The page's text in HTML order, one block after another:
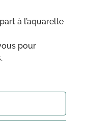
à l’aquarelle
pour